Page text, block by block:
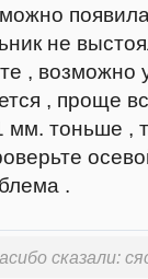
не
, возможно
, проще
мм. тоньше ,
.
сказали: